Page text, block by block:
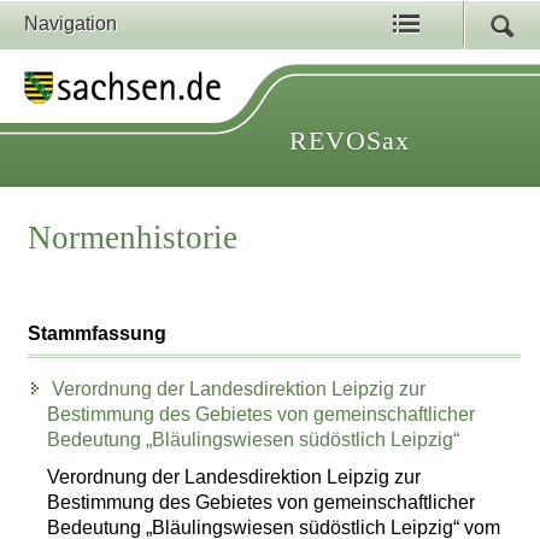
Navigation
REVOSax
Normenhistorie
Stammfassung
Verordnung der Landesdirektion Leipzig zur
Bestimmung des Gebietes von gemeinschaftlicher
Bedeutung „Bläulingswiesen südöstlich Leipzig“
Verordnung der Landesdirektion Leipzig zur
Bestimmung des Gebietes von gemeinschaftlicher
Bedeutung „Bläulingswiesen südöstlich Leipzig“ vom